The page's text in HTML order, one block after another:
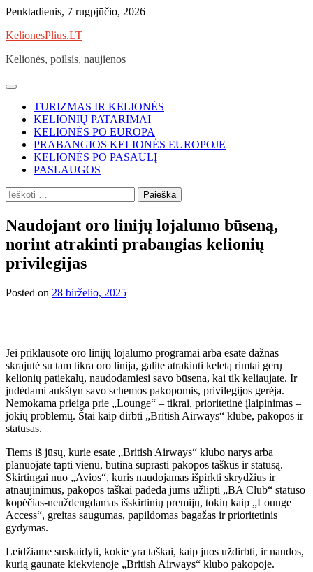
Skip
content
Penktadienis, 7 rugpjūčio, 2026
KelionesPlius.LT
Kelionės, poilsis, naujienos
TURIZMAS IR KELIONĖS
KELIONIŲ PATARIMAI
KELIONĖS PO EUROPA
PRABANGIOS KELIONĖS EUROPOJE
KELIONĖS PO PASAULĮ
PASLAUGOS
Ieškoti:
Naudojant oro linijų lojalumo būseną,
norint atrakinti prabangias kelionių
privilegijas
Posted on 28 birželio, 2025
Jei priklausote oro linijų lojalumo programai arba esate dažnas
skrajutė su tam tikra oro linija, galite atrakinti keletą rimtai gerų
kelionių patiekalų, naudodamiesi savo būsena, kai tik keliaujate. Ir
judėdami aukštyn savo schemos pakopomis, privilegijos gerėja.
Nemokama prieiga prie „Lounge“ – tikrai, prioritetinė įlaipinimas –
jokių problemų. Štai kaip dirbti „British Airways“ klube, pakopos ir
statusas.
Tiems iš jūsų, kurie esate „British Airways“ klubo narys arba
planuojate tapti vienu, būtina suprasti pakopos taškus ir statusą.
Skirtingai nuo „Avios“, kuris naudojamas išpirkti skrydžius ir
atnaujinimus, pakopos taškai padeda jums užlipti „BA Club“ statuso
kopėčias-neuždengdamas išskirtinių premijų, tokių kaip „Lounge
Access“, greitas saugumas, papildomas bagažas ir prioritetinis
gydymas.
Leidžiame suskaidyti, kokie yra taškai, kaip juos uždirbti, ir naudos,
kurią gaunate kiekvienoje „British Airways“ klubo pakopoje.